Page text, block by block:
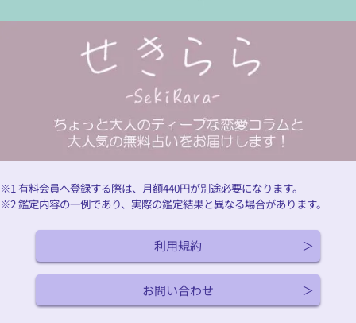
※1 有料会員へ登録する際は、月額440円が別途必要になります。
※2 鑑定内容の一例であり、実際の鑑定結果と異なる場合があります。
利用規約
お問い合わせ